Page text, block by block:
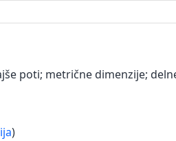
poti; metrične dimenzije;
)